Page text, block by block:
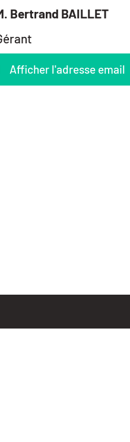
Bertrand BAILLET
Afficher l'adresse email